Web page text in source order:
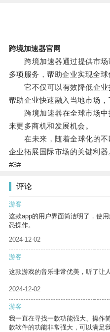
跨境加速器官网
跨境加速器通过提供市场
多项服务，帮助企业实现全球
它不仅可以有效降低企业
帮助企业快速融入当地市场，
跨境加速器在全球市场中
来更多商机和发展机会。
在未来，随着全球化的不
企业拓展国际市场的关键利器
#3#
评论
游客
这款app的用户界面简洁明了，使
悉操作。
2024-12-02
游客
这款游戏的音乐非常优美，听了让
2024-12-02
游客
我一直在寻找一款功能强大、操作
款软件的功能非常强大，可以满足